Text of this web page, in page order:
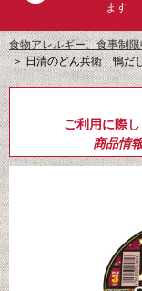
ます
食物アレルギー、食事制
＞日清のどん兵衛 鴨だ
ご利用に際し
商品情